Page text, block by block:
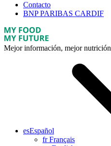
Contacto
BNP PARIBAS CARDIF
Mejor información, mejor nutrición
esEspañol
frFrançais